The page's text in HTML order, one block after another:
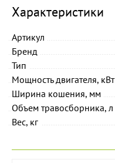
Характеристики
Артикул
Бренд
Тип
Мощность двигателя, кВт
Ширина кошения, мм
Объем травосборника, л
Вес, кг